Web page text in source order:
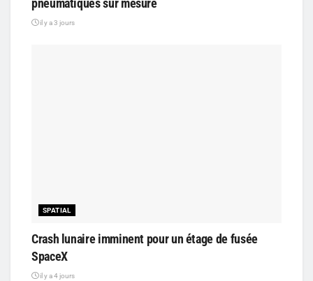
pneumatiques sur mesure
il y a 3 jours
SPATIAL
Crash lunaire imminent pour un étage de fusée
SpaceX
il y a 4 jours